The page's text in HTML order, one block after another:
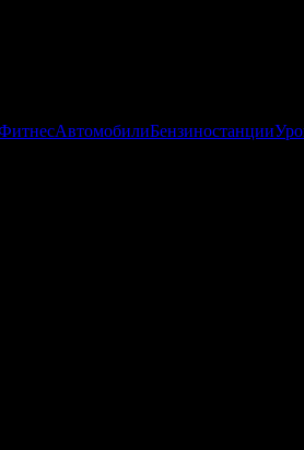
АвтомобилиБензиностанции